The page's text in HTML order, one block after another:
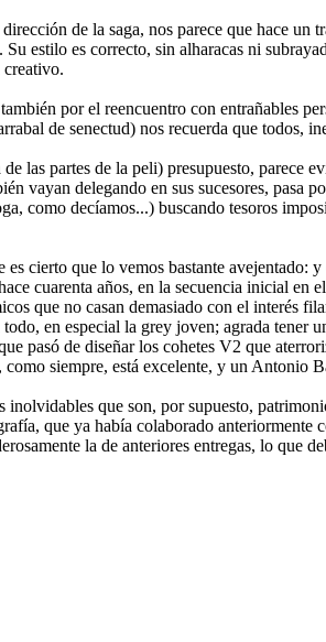
de la saga, nos parece que hace un
estilo es correcto, sin alharacas ni
creativo.
por el reencuentro con entrañables
de senectud) nos recuerda que todos,
las partes de la peli) presupuesto, parece
vayan delegando en sus sucesores, pasa
como decíamos...) buscando tesoros
cierto que lo vemos bastante avejentado:
cuarenta años, en la secuencia inicial en
que no casan demasiado con el interés
en especial la grey joven; agrada
pasó de diseñar los cohetes V2 que
siempre, está excelente, y un Antonio
inolvidables que son, por supuesto,
que ya había colaborado
la de anteriores entregas, lo que